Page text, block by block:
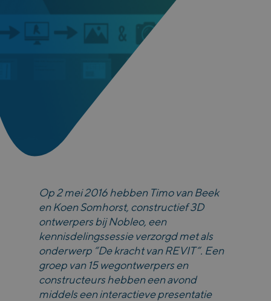
Op 2 mei 2016 hebben Timo van Beek
en Koen Somhorst, constructief 3D
ontwerpers bij Nobleo, een
kennisdelingssessie verzorgd met als
onderwerp “De kracht van REVIT”. Een
groep van 15 wegontwerpers en
constructeurs hebben een avond
middels een interactieve presentatie